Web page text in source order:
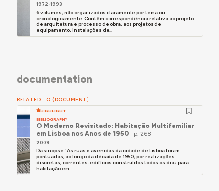
1972-1993
6 volumes, não organizados claramente por tema ou
cronologicamente. Contêm correspondência relativa ao projeto
de arquitetura e processo de obra, aos projetos de
equipamento, instalações de...
documentation
RELATED TO (DOCUMENT)
HIGHLIGHT
BIBLIOGRAPHY
O Moderno Revisitado: Habitação Multifamiliar
em Lisboa nos Anos de 1950
p. 268
2009
Da sinopse:"As ruas e avenidas da cidade de Lisboa foram
pontuadas, ao longo da década de 1950, por realizações
discretas, correntes, edifícios construídos todos os dias para
habitação em...